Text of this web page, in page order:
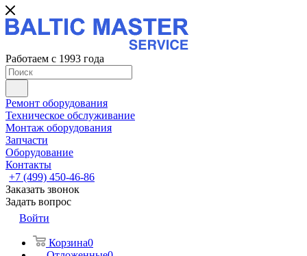
Работаем с 1993 года
Ремонт оборудования
Техническое обслуживание
Монтаж оборудования
Запчасти
Оборудование
Контакты
+7 (499) 450-46-86
Заказать звонок
Задать вопрос
Войти
Корзина0